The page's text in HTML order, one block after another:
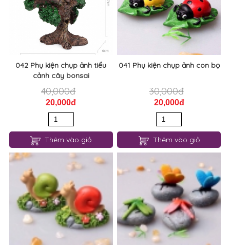
042 Phụ kiện chụp ảnh tiểu
cảnh cây bonsai
40,000đ
20,000đ
Thêm vào giỏ
041 Phụ kiện chụp ảnh con bọ
30,000đ
20,000đ
Thêm vào giỏ